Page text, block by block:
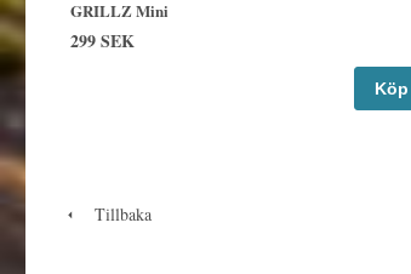
GRILLZ Mini
299 SEK
Köp
Tillbaka